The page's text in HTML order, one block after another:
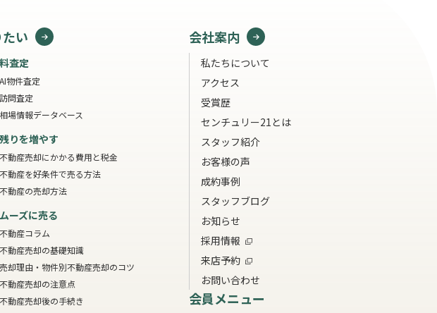
い
査定
AI物件査定
訪問査定
相場情報データベース
りを増やす
不動産売却にかかる費用と税金
不動産を好条件で売る方法
不動産の売却方法
ーズに売る
不動産コラム
不動産売却の基礎知識
売却理由・物件別不動産売却のコツ
不動産売却の注意点
不動産売却後の手続き
会社案内
私たちについて
アクセス
受賞歴
センチュリー21とは
スタッフ紹介
お客様の声
成約事例
スタッフブログ
お知らせ
採用情報
来店予約
お問い合わせ
会員メニュー